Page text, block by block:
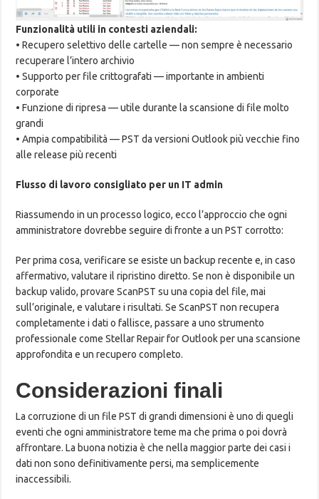
Funzionalità utili in contesti aziendali:
• Recupero selettivo delle cartelle — non sempre è necessario
recuperare l’intero archivio
• Supporto per file crittografati — importante in ambienti
corporate
• Funzione di ripresa — utile durante la scansione di file molto
grandi
• Ampia compatibilità — PST da versioni Outlook più vecchie fino
alle release più recenti
Flusso di lavoro consigliato per un IT admin
Riassumendo in un processo logico, ecco l’approccio che ogni
amministratore dovrebbe seguire di fronte a un PST corrotto:
Per prima cosa, verificare se esiste un backup recente e, in caso
affermativo, valutare il ripristino diretto. Se non è disponibile un
backup valido, provare ScanPST su una copia del file, mai
sull’originale, e valutare i risultati. Se ScanPST non recupera
completamente i dati o fallisce, passare a uno strumento
professionale come Stellar Repair for Outlook per una scansione
approfondita e un recupero completo.
Considerazioni finali
La corruzione di un file PST di grandi dimensioni è uno di quegli
eventi che ogni amministratore teme ma che prima o poi dovrà
affrontare. La buona notizia è che nella maggior parte dei casi i
dati non sono definitivamente persi, ma semplicemente
inaccessibili.